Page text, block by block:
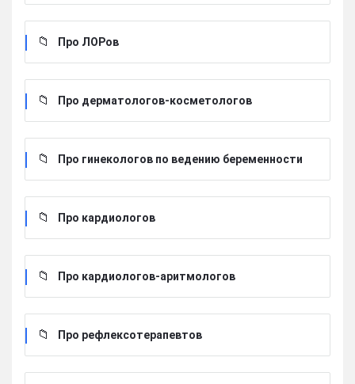
Про ЛОРов
Про дерматологов-косметологов
Про гинекологов по ведению беременности
Про кардиологов
Про кардиологов-аритмологов
Про рефлексотерапевтов